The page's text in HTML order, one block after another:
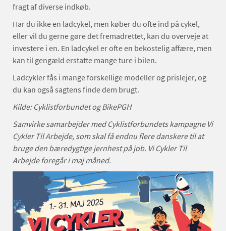
fragt af diverse indkøb.
Har du ikke en ladcykel, men køber du ofte ind på cykel,
eller vil du gerne gøre det fremadrettet, kan du overveje at
investere i en. En ladcykel er ofte en bekostelig affære, men
kan til gengæld erstatte mange ture i bilen.
Ladcykler fås i mange forskellige modeller og prislejer, og
du kan også sagtens finde dem brugt.
Kilde: Cyklistforbundet og BikePGH
Samvirke samarbejder med Cyklistforbundets kampagne Vi
Cykler Til Arbejde, som skal få endnu flere danskere til at
bruge den bæredygtige jernhest på job. Vi Cykler Til
Arbejde foregår i maj måned.